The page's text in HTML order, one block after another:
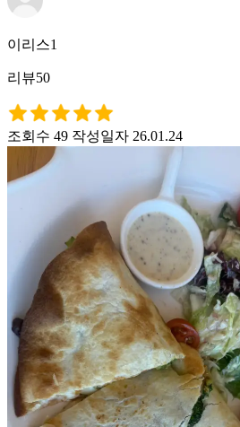
이리스1
리뷰50
조회수 49 작성일자 26.01.24